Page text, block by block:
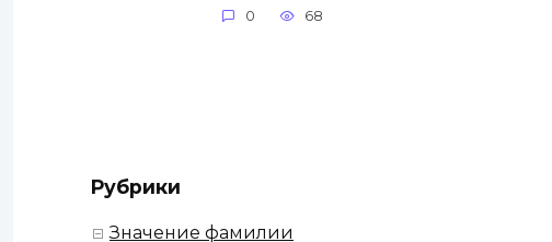
0 68
Рубрики
Значение фамилии